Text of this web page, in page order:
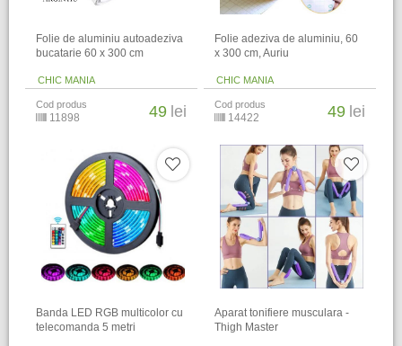
Folie de aluminiu autoadeziva
bucatarie 60 x 300 cm
CHIC MANIA
Cod produs
11898 49 lei
Folie adeziva de aluminiu, 60
x 300 cm, Auriu
CHIC MANIA
Cod produs
14422 49 lei
Banda LED RGB multicolor cu
telecomanda 5 metri
Aparat tonifiere musculara -
Thigh Master